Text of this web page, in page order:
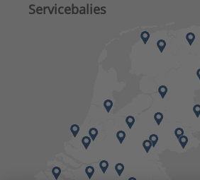
Servicebalies